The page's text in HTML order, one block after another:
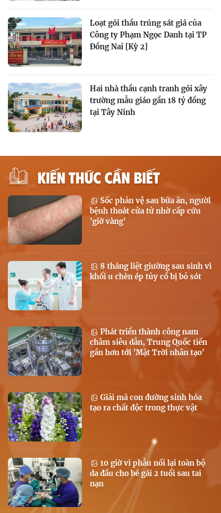
Loạt gói thầu trúng sát giá của
Công ty Phạm Ngọc Danh tại TP
Đồng Nai [Kỳ 2]
Hai nhà thầu cạnh tranh gói xây
trường mẫu giáo gần 18 tỷ đồng
tại Tây Ninh
KIẾN THỨC CẦN BIẾT
Sốc phản vệ sau bữa ăn, người
bệnh thoát cửa tử nhờ cấp cứu
'giờ vàng'
8 tháng liệt giường sau sinh vì
khối u chèn ép tủy cổ bị bỏ sót
Phát triển thành công nam
châm siêu dẫn, Trung Quốc tiến
gần hơn tới 'Mặt Trời nhân tạo'
Giải mã con đường sinh hóa
tạo ra chất độc trong thực vật
10 giờ vi phẫu nối lại toàn bộ
da đầu cho bé gái 2 tuổi sau tai
nạn